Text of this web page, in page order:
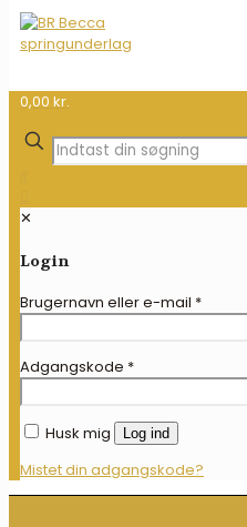
0,00 kr.
✕
Login
Brugernavn eller e-mail *
Adgangskode *
Husk mig Log ind
Mistet din adgangskode?